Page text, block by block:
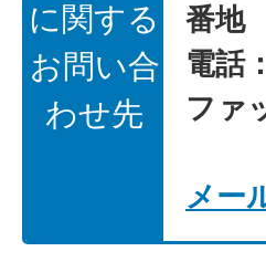
に関する
お問い合
わせ先
番地
電話
ファ
メー